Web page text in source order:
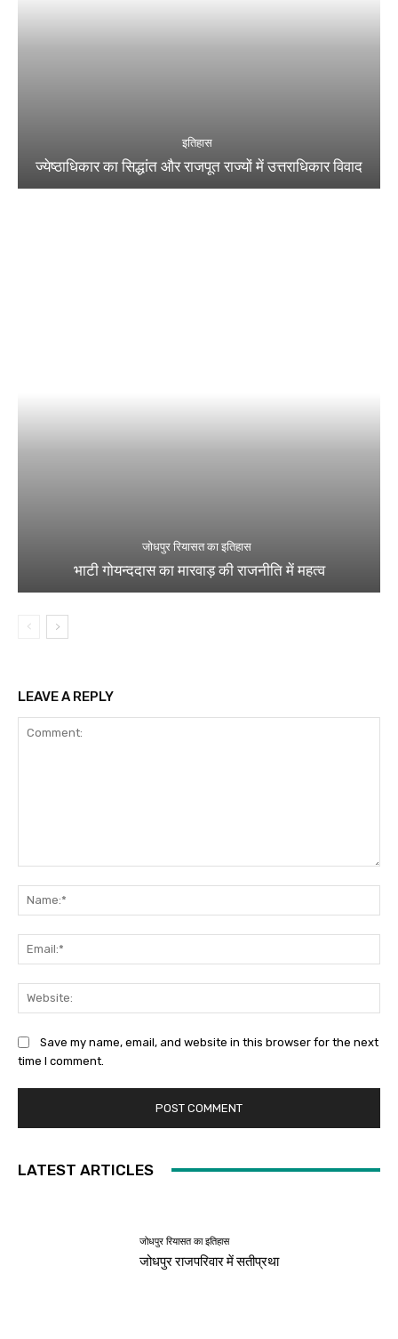
इतिहास
ज्येष्ठाधिकार का सिद्धांत और राजपूत राज्यों में उत्तराधिकार विवाद
जोधपुर रियासत का इतिहास
भाटी गोयन्ददास का मारवाड़ की राजनीति में महत्व
LEAVE A REPLY
Save my name, email, and website in this browser for the next
time I comment.
LATEST ARTICLES
जोधपुर रियासत का इतिहास
जोधपुर राजपरिवार में सतीप्रथा